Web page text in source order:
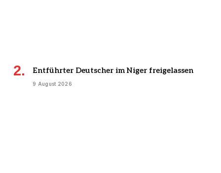
Entführter Deutscher im Niger freigelassen
9 August 2026